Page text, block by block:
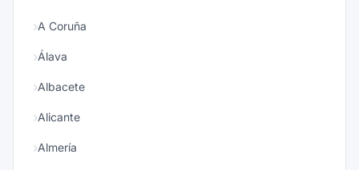
A Coruña
Álava
Albacete
Alicante
Almería